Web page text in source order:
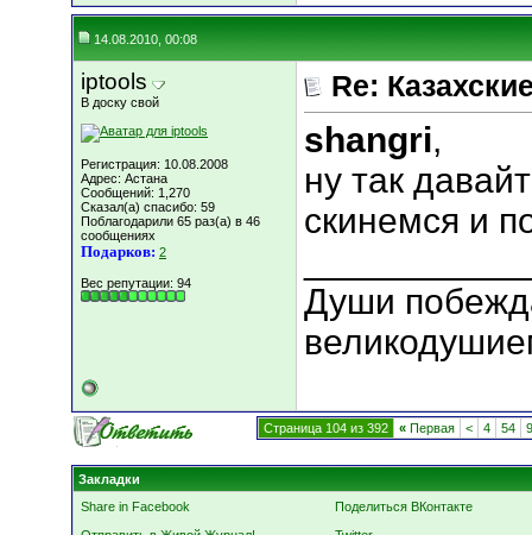
14.08.2010, 00:08
iptools
В доску свой
Регистрация: 10.08.2008
Адрес: Астана
Сообщений: 1,270
Сказал(а) спасибо: 59
Поблагодарили 65 раз(а) в 46
сообщениях
Подарков: 2
Вес репутации: 94
Re:
shangri,
ну так
скинемся и
Души
Страница 104 из 392 « Первая < 4 54
Закладки
Share in Facebook
Поделиться ВКонтакте